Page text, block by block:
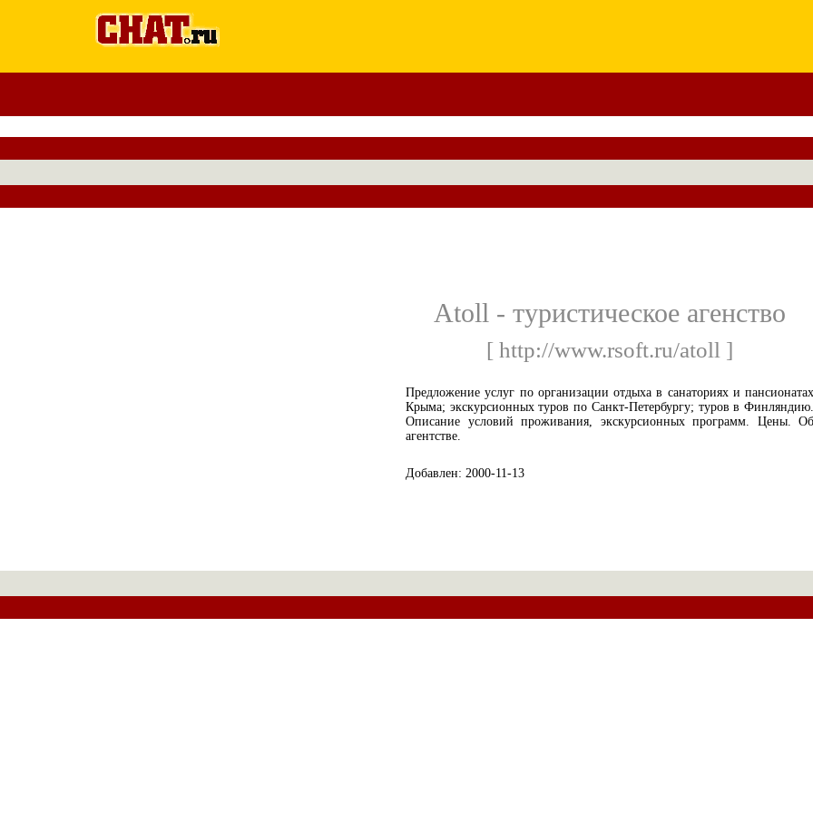
Atoll - туристическое агенство
[ http://www.rsoft.ru/atoll ]
Предложение услуг по организации отдыха в санаториях и пансионатах
Крыма; экскурсионных туров по Санкт-Петербургу; туров в Финляндию.
Описание условий проживания, экскурсионных программ. Цены. Об
агентстве.
Добавлен: 2000-11-13